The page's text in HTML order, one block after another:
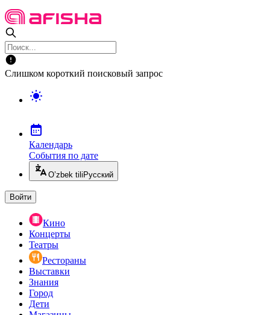
Слишком короткий поисковый запрос
Календарь
События по дате
O’zbek tili Русский
Войти
Кино
Концерты
Театры
Рестораны
Выставки
Знания
Город
Дети